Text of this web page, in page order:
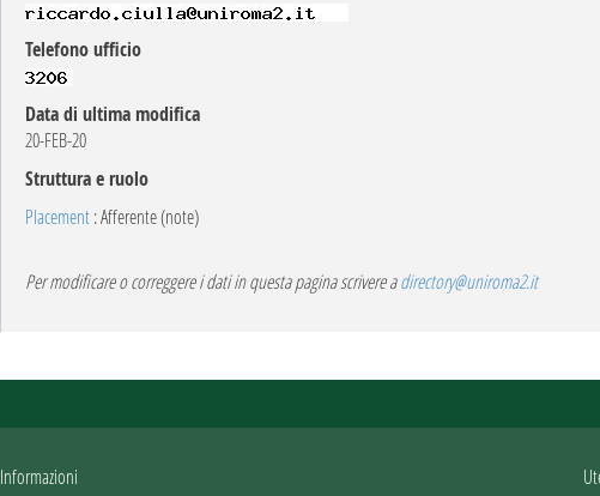
Telefono ufficio
Data di ultima modifica
20-FEB-20
Struttura e ruolo
Placement: Afferente (note)
Per modificare o correggere i dati in questa pagina scrivere adirectory@uniroma2.it
Informazioni